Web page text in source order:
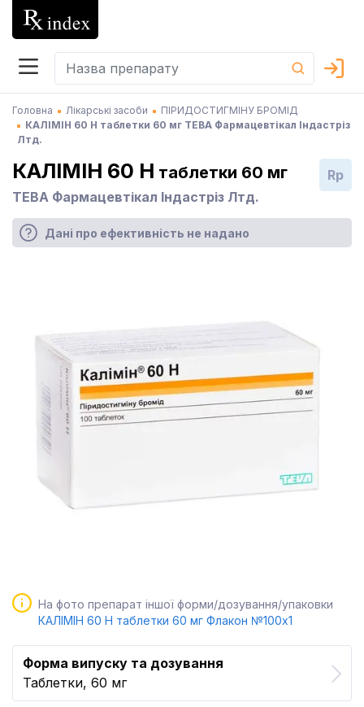
Головна Лікарські засоби
ПІРИДОСТИГМІНУ БРОМІД
КАЛІМІН 60 H таблетки 60 мг ТЕВА Фармацевтікал Індастріз
Лтд.
КАЛІМІН 60 H таблетки 60 мг
ТЕВА Фармацевтікал Індастріз Лтд.
Rp
Дані про ефективність не надано
На фото препарат іншої форми/дозування/упаковки
КАЛІМІН 60 H таблетки 60 мг Флакон №100x1
Форма випуску та дозування
Таблетки, 60 мг